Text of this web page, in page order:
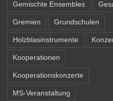
Gemischte Ensembles
Gremien Grundschulen
Holzblasinstrumente
Kooperationen
Kooperationskonzerte
MS-Veranstaltung